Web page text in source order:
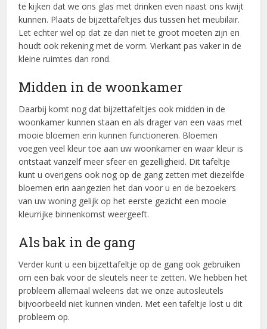
te kijken dat we ons glas met drinken even naast ons kwijt
kunnen. Plaats de bijzettafeltjes dus tussen het meubilair.
Let echter wel op dat ze dan niet te groot moeten zijn en
houdt ook rekening met de vorm. Vierkant pas vaker in de
kleine ruimtes dan rond.
Midden in de woonkamer
Daarbij komt nog dat bijzettafeltjes ook midden in de
woonkamer kunnen staan en als drager van een vaas met
mooie bloemen erin kunnen functioneren. Bloemen
voegen veel kleur toe aan uw woonkamer en waar kleur is
ontstaat vanzelf meer sfeer en gezelligheid. Dit tafeltje
kunt u overigens ook nog op de gang zetten met diezelfde
bloemen erin aangezien het dan voor u en de bezoekers
van uw woning gelijk op het eerste gezicht een mooie
kleurrijke binnenkomst weergeeft.
Als bak in de gang
Verder kunt u een bijzettafeltje op de gang ook gebruiken
om een bak voor de sleutels neer te zetten. We hebben het
probleem allemaal weleens dat we onze autosleutels
bijvoorbeeld niet kunnen vinden. Met een tafeltje lost u dit
probleem op.